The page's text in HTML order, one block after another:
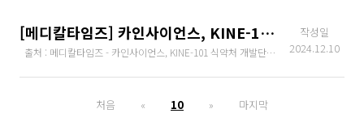
[메디칼타임즈] 카인사이언스, KINE-101 식약처 개발단계 희귀의약품 지정
출처 : 메디칼타임즈 - 카인사이언스, KINE-101 식약처 개발단계 희귀의약품 지정
작성일
2024.12.10
처음 « 10 » 마지막